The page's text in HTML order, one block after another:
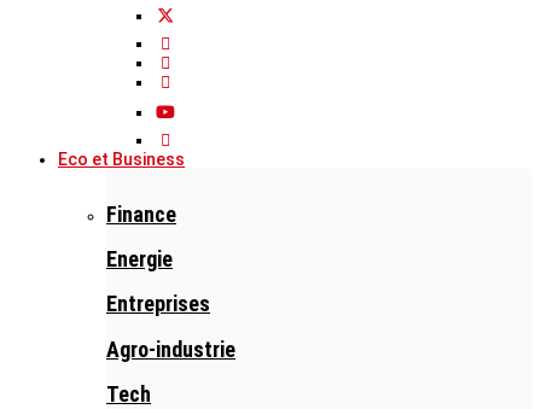
Eco et Business
Finance
Energie
Entreprises
Agro-industrie
Tech